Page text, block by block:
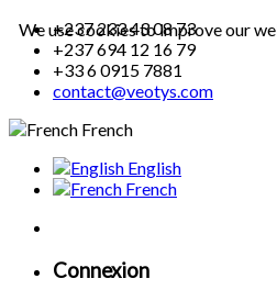
+237 233 43 08 73
+237 694 12 16 79
+33 6 0915 7881
contact@veotys.com
French
English
French
Connexion
We use cookies to improve our